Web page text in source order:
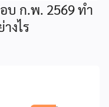
บ ก.พ. 2569 ทำ
งไร